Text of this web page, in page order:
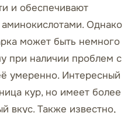
и обеспечивают
Однако
может быть немного
при наличии проблем с
умеренно. Интересный
кур, но имеет более
вкус. Также известно,